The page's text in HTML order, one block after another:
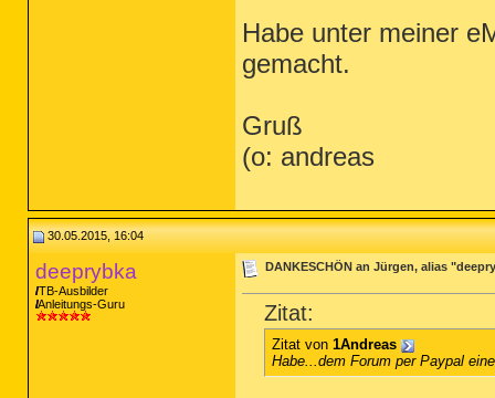
Habe unter meiner
gemacht.
Gruß
(o: andreas
30.05.2015, 16:04
deeprybka
TB-Ausbilder
Anleitungs-Guru
DANKESCHÖN an Jürgen, alias
Zitat:
Zitat von 1Andreas
Habe...dem Forum per Paypal